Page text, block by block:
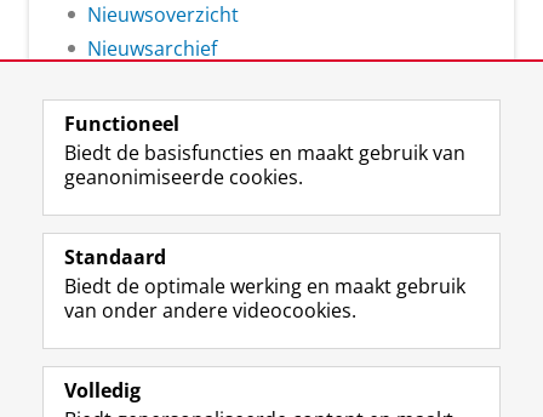
Nieuwsoverzicht
Nieuwsarchief
Volg de RUG
F
a
e
b
o
L
i
k
e
I
R
S
-
f
e
I
n
t
r
Y
o
T
e
Studiekiezers
Alumni
Functioneel
Biedt de basisfuncties en maakt gebruik van
geanonimiseerde cookies.
Standaard
Biedt de optimale werking en maakt gebruik
van onder andere videocookies.
Volledig